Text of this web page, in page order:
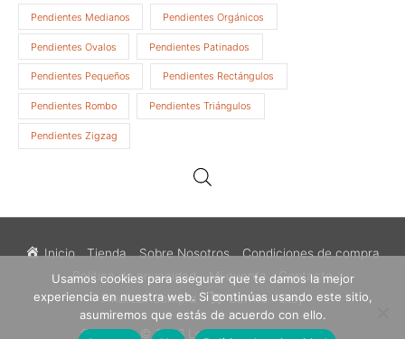
Pendientes Medianos Pendientes Orgánicos
Pendientes Ovalos Pendientes Patinados
Pendientes Pequeños Pendientes Rectángulos
Pendientes Rombo Pendientes Triángulos
Pendientes Zigzag
Inicio Tienda Sobre Nosotros
Condiciones de compra
Política de privacidad
Mi cuenta
Contacto
Finalizar compra
Carrito Etsy
Copyright © 2026 Los Sueños de Catalina
Usamos cookies para asegurar que te damos la mejor
experiencia en nuestra web. Si continúas usando este sitio,
asumiremos que estás de acuerdo con ello.